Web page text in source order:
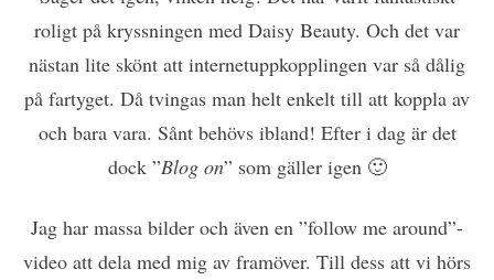
roligt på kryssningen med Daisy Beauty. Och det var
nästan lite skönt att internetuppkopplingen var så dålig
på fartyget. Då tvingas man helt enkelt till att koppla av
och bara vara. Sånt behövs ibland! Efter i dag är det
dock ”Blog on” som gäller igen 🙂
Jag har massa bilder och även en ”follow me around”-
video att dela med mig av framöver. Till dess att vi hörs